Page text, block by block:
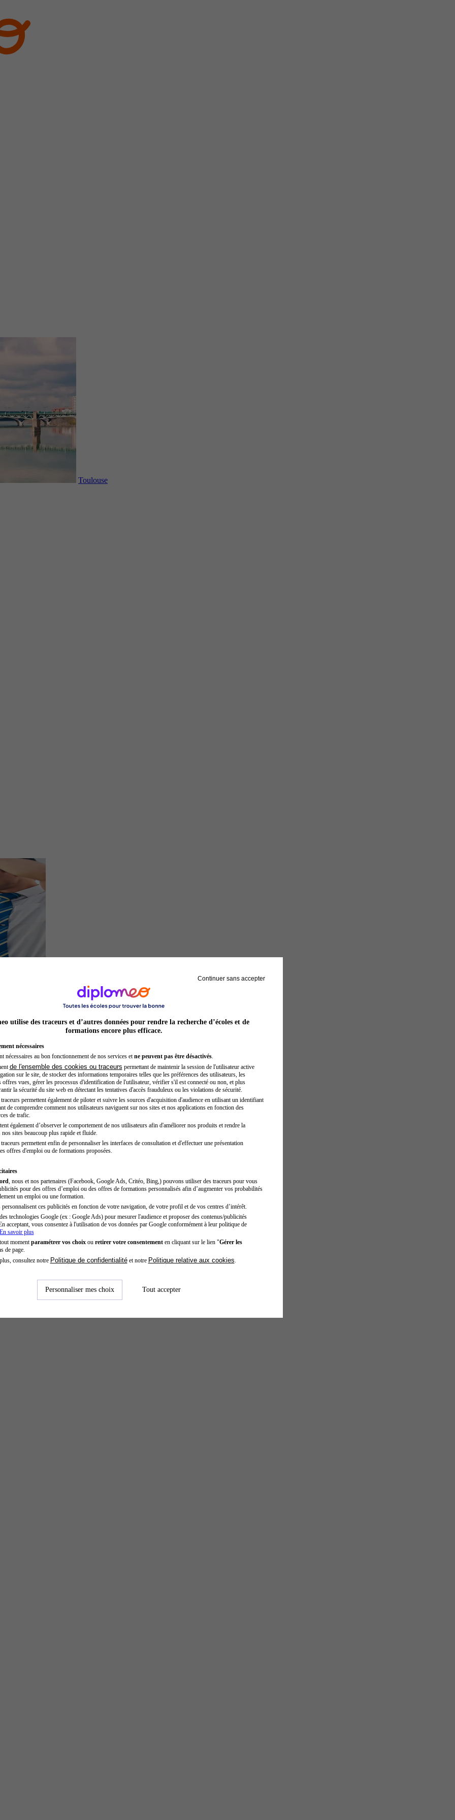
Toulouse
Hôtesse de l'air steward
Continuer sans accepter
utilise des traceurs et d’autres données pour rendre la recherche d’écoles et de
formations encore plus efficace.
nécessaires
nécessaires au bon fonctionnement de nos services et ne peuvent pas être désactivés.
de l'ensemble des cookies ou traceurs permettant de maintenir la session de l'utilisateur active
sur le site, de stocker des informations temporaires telles que les préférences des utilisateurs, les
offres vues, gérer les processus d'identification de l'utilisateur, vérifier s'il est connecté ou non, et plus
la sécurité du site web en détectant les tentatives d'accès frauduleux ou les violations de sécurité.
permettent également de piloter et suivre les sources d'acquisition d'audience en utilisant un identifiant
de comprendre comment nos utilisateurs naviguent sur nos sites et nos applications en fonction des
de trafic.
également d’observer le comportement de nos utilisateurs afin d'améliorer nos produits et rendre la
sites beaucoup plus rapide et fluide.
permettent enfin de personnaliser les interfaces de consultation et d'effectuer une présentation
offres d'emploi ou de formations proposées.
, nous et nos partenaires (Facebook, Google Ads, Critéo, Bing,) pouvons utiliser des traceurs pour vous
pour des offres d’emploi ou des offres de formations personnalisés afin d’augmenter vos probabilités
un emploi ou une formation.
ces publicités en fonction de votre navigation, de votre profil et de vos centres d’intérêt.
technologies Google (ex : Google Ads) pour mesurer l'audience et proposer des contenus/publicités
acceptant, vous consentez à l'utilisation de vos données par Google conformément à leur politique de
savoir plus
moment paramétrer vos choixou retirer votre consentementen cliquant sur le lien "Gérer les
de page.
consultez notre Politique de confidentialitéet notre Politique relative aux cookies
Personnaliser mes choix Tout accepter